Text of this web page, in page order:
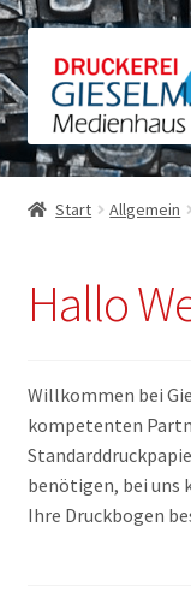
Zur
Navigation
springen
Zum
Inhalt
springen
Shop
Warenkorb
Start Allgemein
Hallo
Willkommen bei
kompetenten
benötigen, bei uns
Ihre Druckbogen